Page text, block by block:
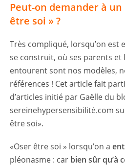
Peut-on demander à un
être soi » ?
Très compliqué, lorsqu’on est
se construit, où ses parents et
entourent sont nos modèles,
références ! Cet article fait
d’articles initié par Gaëlle du
sereinehypersensibilité.com
être soi».
«Oser être soi » lorsqu’on a
pléonasme : car bien sûr qu’à